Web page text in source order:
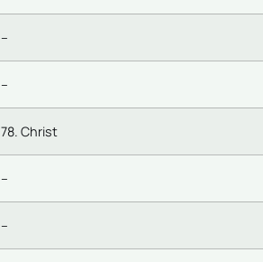
–
–
78. Christ
–
–